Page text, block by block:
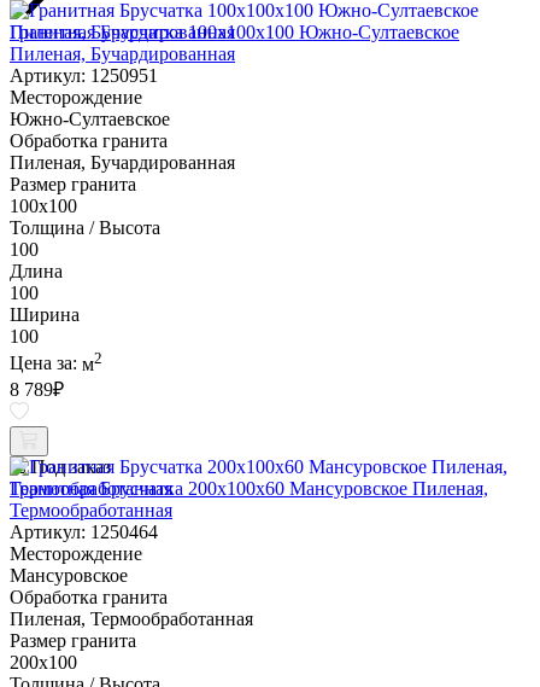
Гранитная Брусчатка 100х100x100 Южно-Султаевское
Пиленая, Бучардированная
Артикул: 1250951
Месторождение
Южно-Султаевское
Обработка гранита
Пиленая, Бучардированная
Размер гранита
100х100
Толщина / Высота
100
Длина
100
Ширина
100
Цена за: м2
8 789₽
Под заказ
Гранитная Брусчатка 200х100x60 Мансуровское Пиленая,
Термообработанная
Артикул: 1250464
Месторождение
Мансуровское
Обработка гранита
Пиленая, Термообработанная
Размер гранита
200х100